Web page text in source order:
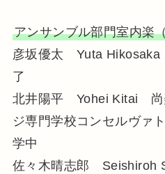
アンサンブル部門室内楽
彦坂優太 Yuta
了
北井陽平 Yohei Kitai 尚
ジ専門学校コンセルヴァ
学中
佐々木晴志郎 Seishiroh